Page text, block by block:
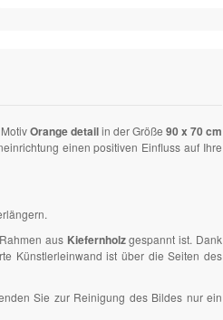
Orange detailin der Größe 90 x 70 cm
einen positiven Einfluss auf Ihre
aus Kiefernholzgespannt ist. Dank
Künstlerleinwand ist über die Seiten des
Sie zur Reinigung des Bildes nur ein